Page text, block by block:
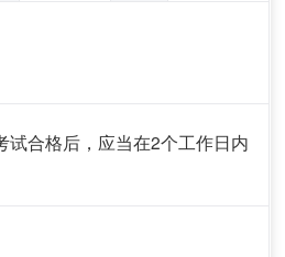
试合格后，应当在2个工作日内